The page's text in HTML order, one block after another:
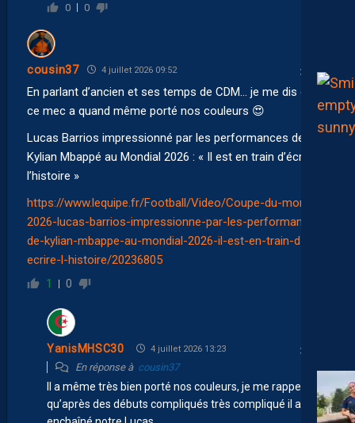
0 0
cousin37 4 juillet 2026 09:52
En parlant d’ancien et ses temps de CDM… je me dis que
ce mec a quand même porté nos couleurs 😍
Lucas Barrios impressionné par les performances de
Kylian Mbappé au Mondial 2026 : « Il est en train d’écrire
l’histoire »
https://www.lequipe.fr/Football/Video/Coupe-du-monde-
2026-lucas-barrios-impressionne-par-les-performances-
de-kylian-mbappe-au-mondial-2026-il-est-en-train-d-
ecrire-l-histoire/20236805
1 0
YanisMHSC30 4 juillet 2026 13:23
En réponse à cousin37
Il a même très bien porté nos couleurs, je me rappelle
qu’après des débuts compliqués très compliqué il avait